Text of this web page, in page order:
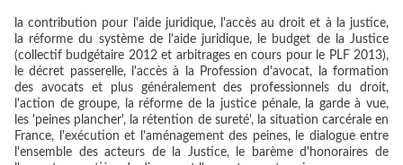
la contribution pour l'aide juridique, l'accès au droit et à la justice,
la réforme du système de l'aide juridique, le budget de la Justice
(collectif budgétaire 2012 et arbitrages en cours pour le PLF 2013),
le décret passerelle, l'accès à la Profession d'avocat, la formation
des avocats et plus généralement des professionnels du droit,
l'action de groupe, la réforme de la justice pénale, la garde à vue,
les 'peines plancher', la rétention de sureté', la situation carcérale en
France, l'exécution et l'aménagement des peines, le dialogue entre
l'ensemble des acteurs de la Justice, le barème d'honoraires de